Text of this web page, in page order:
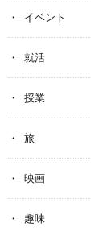
イベント
就活
授業
旅
映画
趣味